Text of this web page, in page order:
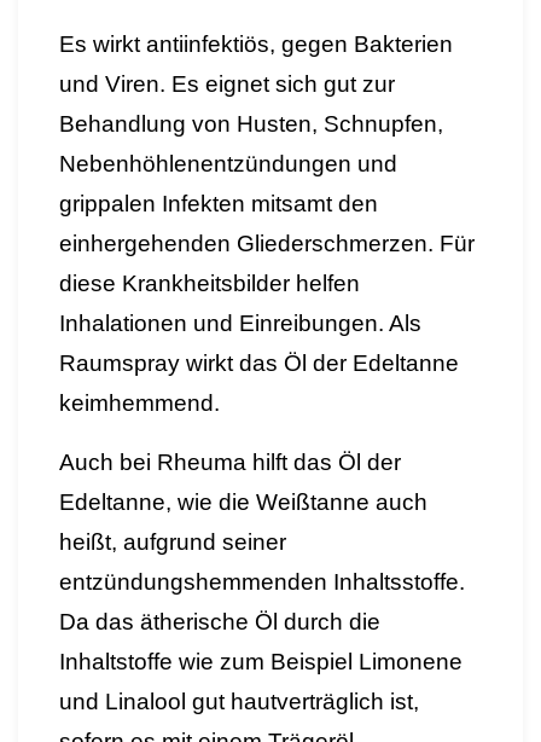
Es wirkt antiinfektiös, gegen Bakterien
und Viren. Es eignet sich gut zur
Behandlung von Husten, Schnupfen,
Nebenhöhlenentzündungen und
grippalen Infekten mitsamt den
einhergehenden Gliederschmerzen. Für
diese Krankheitsbilder helfen
Inhalationen und Einreibungen. Als
Raumspray wirkt das Öl der Edeltanne
keimhemmend.
Auch bei Rheuma hilft das Öl der
Edeltanne, wie die Weißtanne auch
heißt, aufgrund seiner
entzündungshemmenden Inhaltsstoffe.
Da das ätherische Öl durch die
Inhaltstoffe wie zum Beispiel Limonene
und Linalool gut hautverträglich ist,